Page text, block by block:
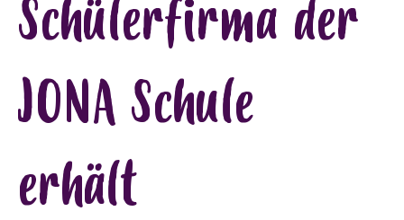
Schülerfirma der
JONA Schule
erhält